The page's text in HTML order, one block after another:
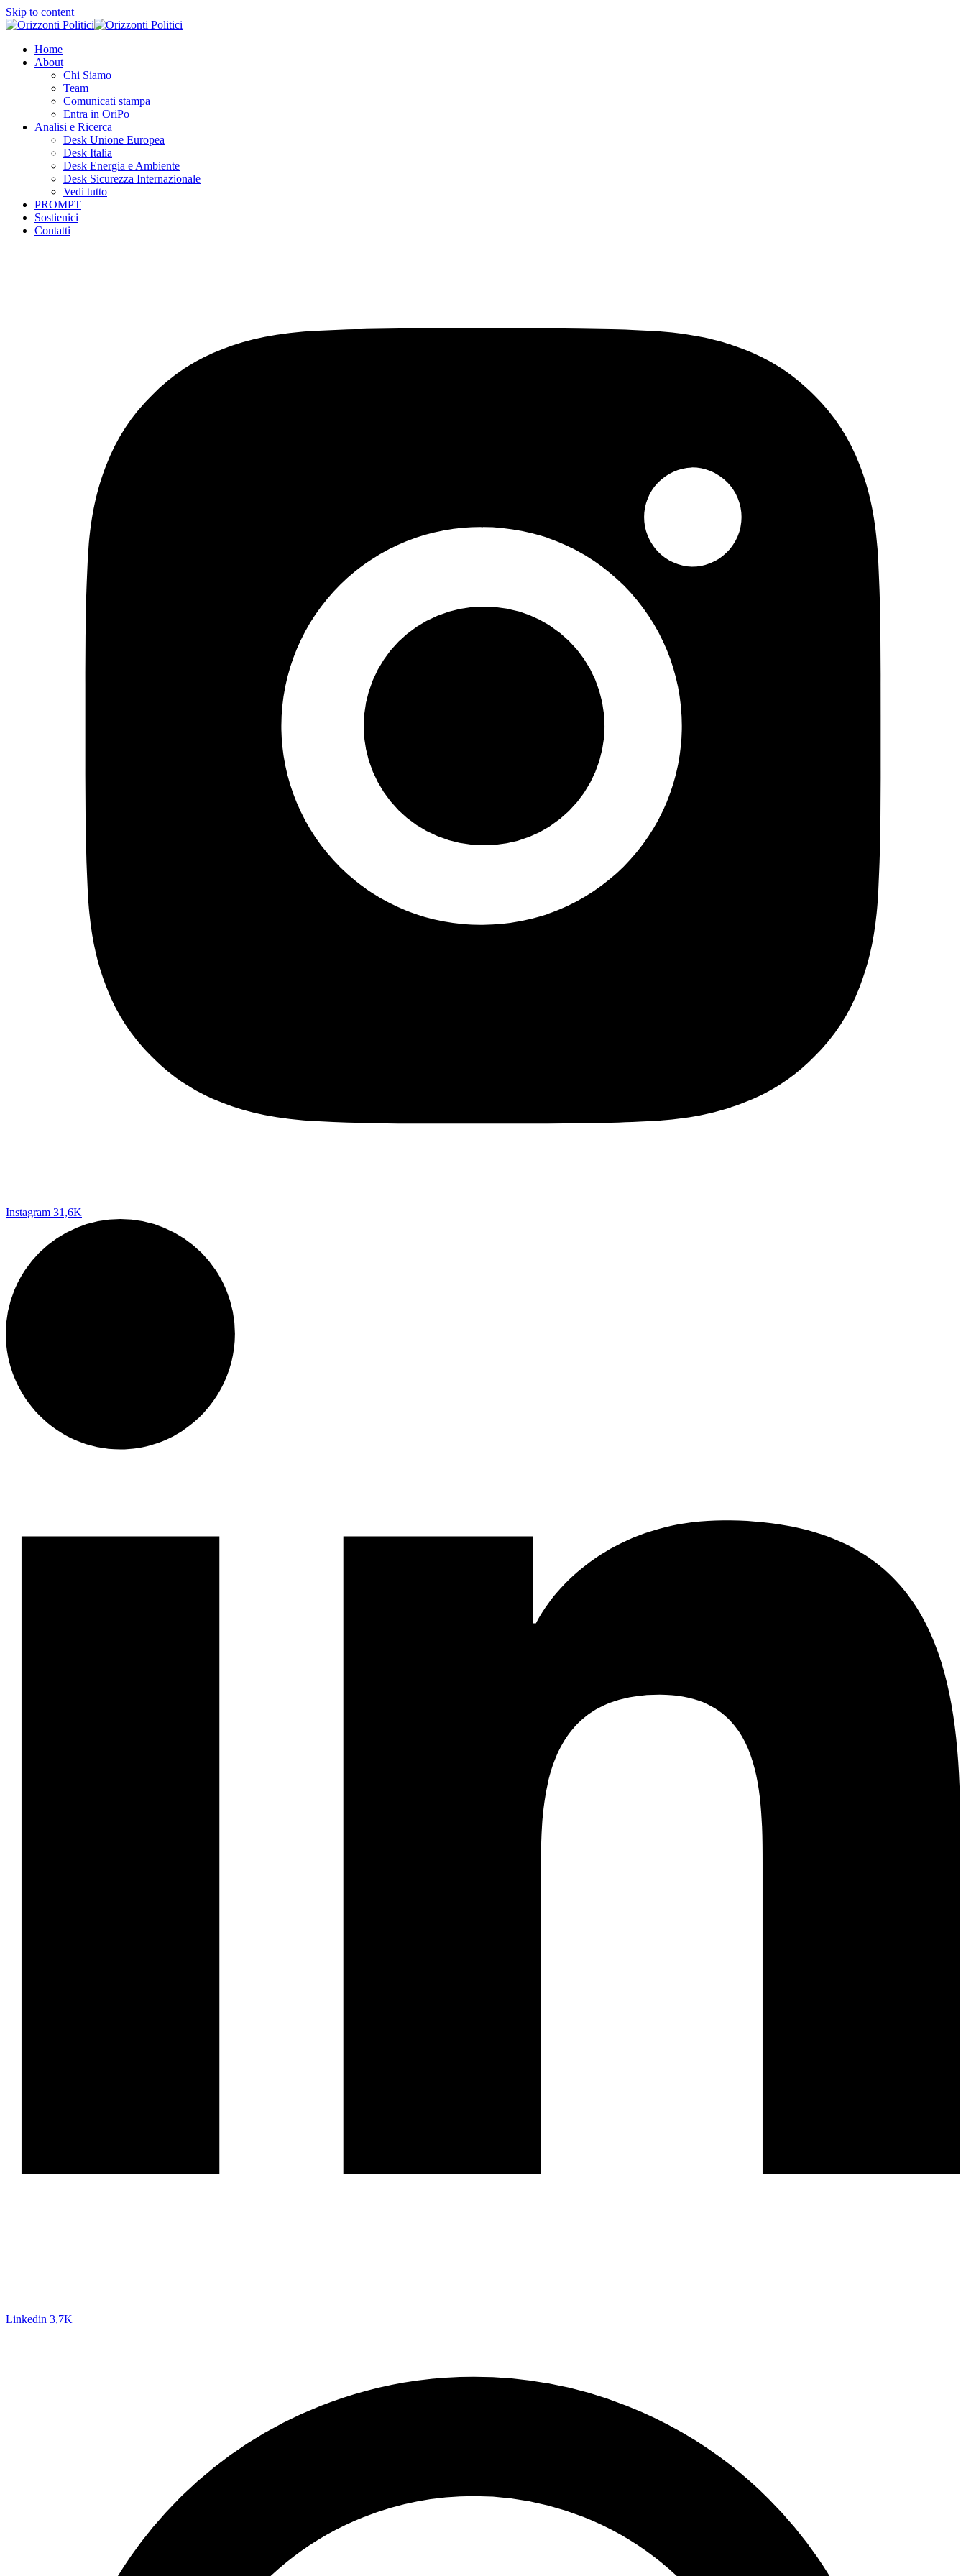
Skip to content
Home
About
Chi Siamo
Team
Comunicati stampa
Entra in OriPo
Analisi e Ricerca
Desk Unione Europea
Desk Italia
Desk Energia e Ambiente
Desk Sicurezza Internazionale
Vedi tutto
PROMPT
Sostienici
Contatti
Instagram 31,6K
Linkedin 3,7K